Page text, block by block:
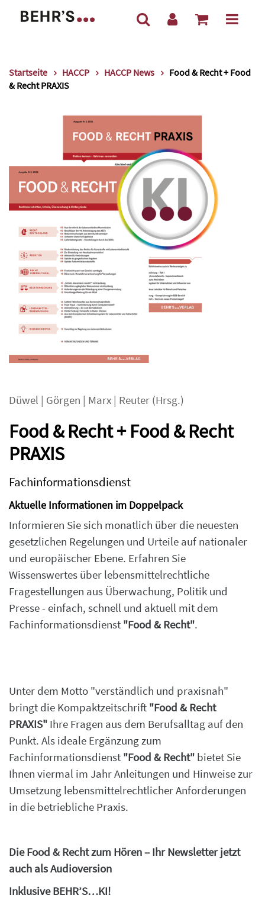
Startseite HACCP HACCP News
Food & Recht + Food
& Recht PRAXIS
Düwel | Görgen | Marx | Reuter (Hrsg.)
Food & Recht + Food & Recht
PRAXIS
Fachinformationsdienst
Aktuelle Informationen im Doppelpack
Informieren Sie sich monatlich über die neuesten
gesetzlichen Regelungen und Urteile auf nationaler
und europäischer Ebene. Erfahren Sie
Wissenswertes über lebensmittelrechtliche
Fragestellungen aus Überwachung, Politik und
Presse - einfach, schnell und aktuell mit dem
Fachinformationsdienst "Food & Recht".
Unter dem Motto "verständlich und praxisnah"
bringt die Kompaktzeitschrift "Food & Recht
PRAXIS" Ihre Fragen aus dem Berufsalltag auf den
Punkt. Als ideale Ergänzung zum
Fachinformationsdienst "Food & Recht" bietet Sie
Ihnen viermal im Jahr Anleitungen und Hinweise zur
Umsetzung lebensmittelrechtlicher Anforderungen
in die betriebliche Praxis.
Die Food & Recht zum Hören – Ihr Newsletter jetzt
auch als Audioversion
Inklusive BEHR’S…KI!